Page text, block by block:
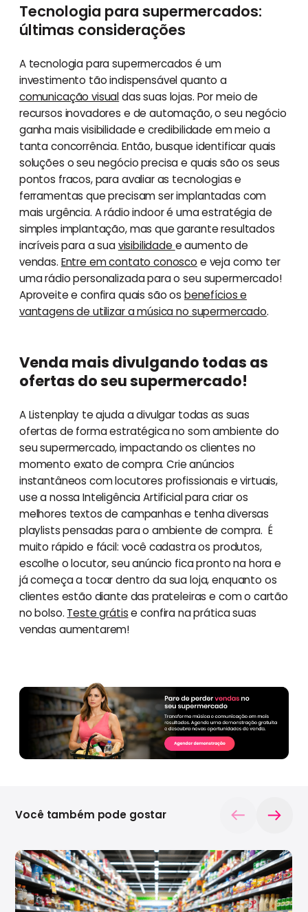
Tecnologia para supermercados:
últimas considerações
A tecnologia para supermercados é um
investimento tão indispensável quanto a
comunicação visualdas suas lojas. Por meio de
recursos inovadores e de automação, o seu negócio
ganha mais visibilidade e credibilidade em meio a
tanta concorrência. Então, busque identificar quais
soluções o seu negócio precisa e quais são os seus
pontos fracos, para avaliar as tecnologias e
ferramentas que precisam ser implantadas com
mais urgência. A rádio indoor é uma estratégia de
simples implantação, mas que garante resultados
incríveis para a suavisibilidade e aumento de
vendas. Entre em contato conosco e veja como ter
uma rádio personalizada para o seu supermercado!
Aproveite e confira quais são os benefícios e
vantagens de utilizar a música no supermercado.
Venda mais divulgando todas as
ofertas do seu supermercado!
A Listenplay te ajuda a divulgar todas as suas
ofertas de forma estratégica no som ambiente do
seu supermercado, impactando os clientes no
momento exato de compra. Crie anúncios
instantâneos com locutores profissionais e virtuais,
use a nossa Inteligência Artificial para criar os
melhores textos de campanhas e tenha diversas
playlists pensadas para o ambiente de compra. É
muito rápido e fácil: você cadastra os produtos,
escolhe o locutor, seu anúncio fica pronto na hora e
já começa a tocar dentro da sua loja, enquanto os
clientes estão diante das prateleiras e com o cartão
no bolso. Teste grátise confira na prática suas
vendas aumentarem!
Você também pode gostar